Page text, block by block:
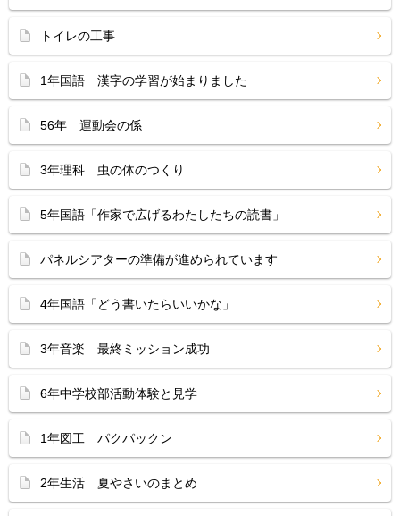
トイレの工事
1年国語 漢字の学習が始まりました
56年 運動会の係
3年理科 虫の体のつくり
5年国語「作家で広げるわたしたちの読書」
パネルシアターの準備が進められています
4年国語「どう書いたらいいかな」
3年音楽 最終ミッション成功
6年中学校部活動体験と見学
1年図工 パクパックン
2年生活 夏やさいのまとめ